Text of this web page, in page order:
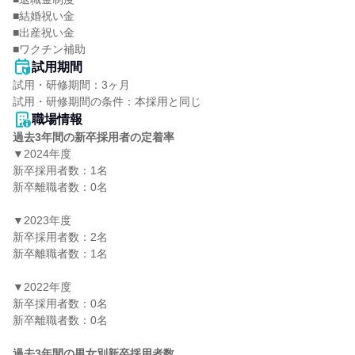
■結婚祝い金
■出産祝い金
■ワクチン補助
試用期間
試用・研修期間：3ヶ月
職場情報
過去3年間の新卒採用者の定着率
▼2024年度
新卒採用者数：1名
新卒離職者数：0名
▼2023年度
新卒採用者数：2名
新卒離職者数：1名
▼2022年度
新卒採用者数：0名
新卒離職者数：0名